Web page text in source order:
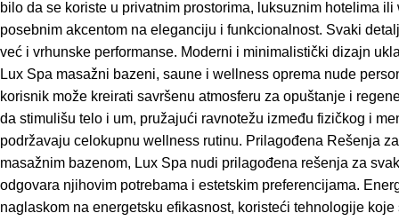
bilo da se koriste u privatnim prostorima, luksuznim hotelima
posebnim akcentom na eleganciju i funkcionalnost. Svaki
već i vrhunske performanse. Moderni i minimalistički dizajn
Lux Spa masažni bazeni, saune i wellness oprema nude
korisnik može kreirati savršenu atmosferu za opuštanje i
da stimulišu telo i um, pružajući ravnotežu između fizičkog i
podržavaju celokupnu wellness rutinu. Prilagođena Rešenja
masažnim bazenom, Lux Spa nudi prilagođena rešenja za
odgovara njihovim potrebama i estetskim preferencijama.
naglaskom na energetsku efikasnost, koristeći tehnologije